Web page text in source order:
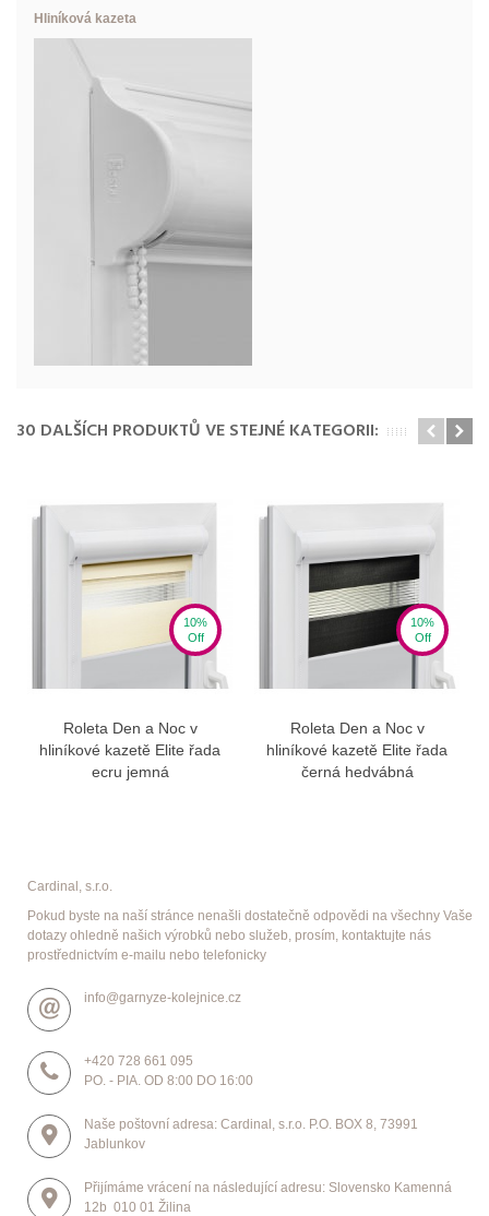
Hliníková kazeta
30 DALŠÍCH PRODUKTŮ VE STEJNÉ KATEGORII:
10%
Off
Roleta Den a Noc v
hliníkové kazetě Elite řada
ecru jemná
10%
Off
Roleta Den a Noc v
hliníkové kazetě Elite řada
černá hedvábná
Cardinal, s.r.o.
Pokud byste na naší stránce nenašli dostatečně odpovědi na všechny Vaše
dotazy ohledně našich výrobků nebo služeb, prosím, kontaktujte nás
prostřednictvím e-mailu nebo telefonicky
info@garnyze-kolejnice.cz
+420 728 661 095
PO. - PIA. OD 8:00 DO 16:00
Naše poštovní adresa: Cardinal, s.r.o. P.O. BOX 8, 73991
Jablunkov
Přijímáme vrácení na následující adresu: Slovensko Kamenná
12b 010 01 Žilina